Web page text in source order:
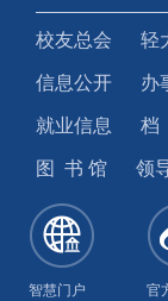
校友总会 轻
信息公开 办
就业信息 档
图 书 馆 领
智慧门户 官